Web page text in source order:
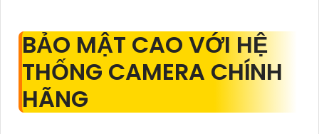
BẢO MẬT CAO VỚI HỆ
THỐNG CAMERA CHÍNH
HÃNG